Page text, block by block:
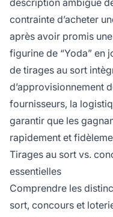
description ambiguë
contrainte d’acheter
après avoir promis
figurine de “Yoda” en
de tirages au sort
d’approvisionnement
fournisseurs, la
garantir que les
rapidement et
Tirages au sort vs.
essentielles
Comprendre les
sort, concours et